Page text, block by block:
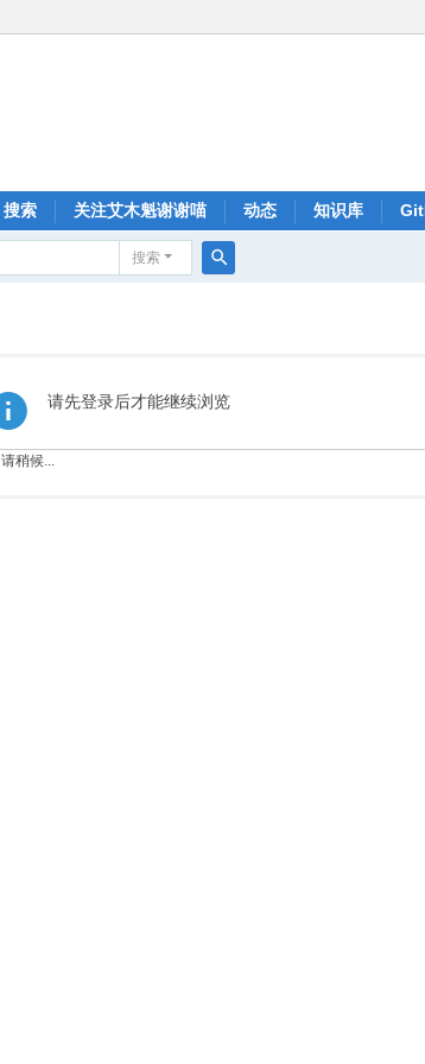
搜索 关注艾木魁谢谢喵 动态 知识库
搜索
请先登录后才能继续浏览
请稍候...